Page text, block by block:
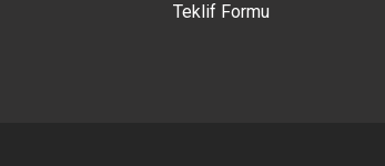
Teklif Formu